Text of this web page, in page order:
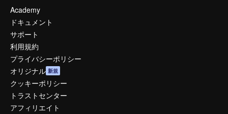
Academy
ドキュメント
サポート
利用規約
プライバシーポリシー
オリジナル 新規
クッキーポリシー
トラストセンター
アフィリエイト